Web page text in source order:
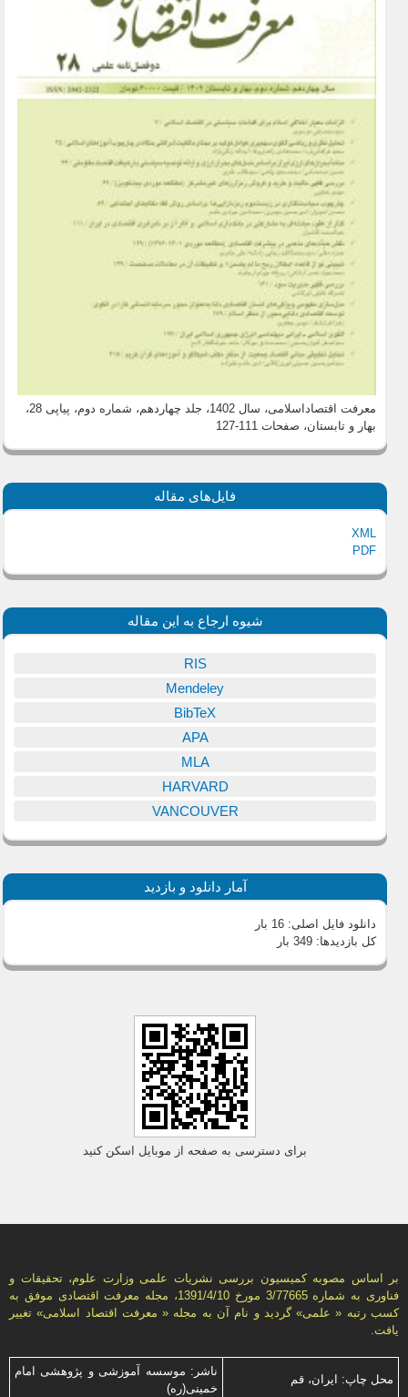
معرفت اقتصاداسلامی، سال 1402، جلد چهاردهم، شماره دوم، پیاپی 28،
بهار و تابستان، صفحات 111-127
فایل‌های مقاله
XML
PDF
شیوه ارجاع به این مقاله
RIS
Mendeley
BibTeX
APA
MLA
HARVARD
VANCOUVER
آمار دانلود و بازدید
دانلود فایل اصلی:16 بار
کل بازدیدها:349 بار
برای دسترسی به صفحه از موبایل اسکن کنید
بر اساس مصوبه کمیسیون بررسی نشریات علمی وزارت علوم، تحقیقات و
فناوری به شماره 3/77665 مورخ 1391/4/10، مجله معرفت اقتصادی موفق به
کسب رتبه « علمی» گردید و نام آن به مجله « معرفت اقتصاد اسلامی» تغییر
یافت.
محل چاپ: ایران، قم
ناشر: موسسه آموزشی و پژوهشی امام
خمینی(ره)